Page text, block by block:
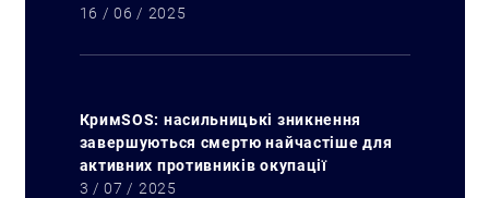
16 / 06 / 2025
КримSOS: насильницькі зникнення
завершуються смертю найчастіше для
активних противників окупації
3 / 07 / 2025